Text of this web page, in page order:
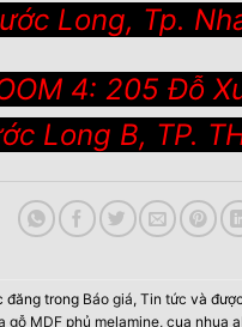
Long, Tp.
4: 205 Đỗ
Long B, TP.
đăng trong Báo giá, Tin tức và
gỗ MDF phủ melamine, cua nhua